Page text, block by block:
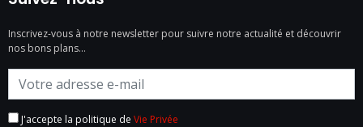
Inscrivez-vous à notre newsletter pour suivre notre actualité et découvrir
nos bons plans…
J'accepte la politique de Vie Privée